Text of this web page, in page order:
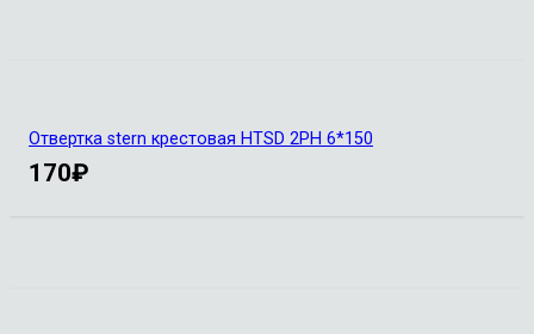
Отвертка stern крестовая HTSD 2PH 6*150
170₽